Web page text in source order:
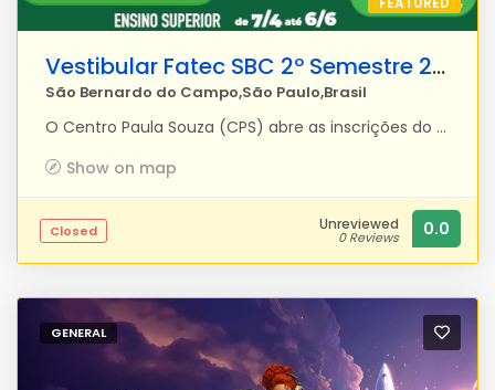
Vestibular Fatec SBC 2º Semestre 2025
São Bernardo do Campo,São Paulo,Brasil
O Centro Paula Souza (CPS) abre as inscrições do Vestibular das Faculdades de Tecnologia do Estado de São Paulo (Fatecs) para o segundo semestre de 2025, pelo site vestibular.fatec.sp.gov.br. O valor da taxa de inscrição é de R$ 50. A prova será aplicada no dia 29 de junho. O processo seletivo oferece 12.550 vagas para cursos superiores de tecnologia presenciais e a distância, gratuitos, distribuídas pelas 82 unidades do Estado de São Paulo. Fatec Adib Moisés Dib (Fatec SBC) cursos: Automação Industrial A automação é uma tecnologia que utiliza sistemas mecânicos, eletrônicos e computadorizados para a operação e controle da produção industrial. Por isso, física, eletricidade e cálculo são disciplinas fundamentais para o curso, assim como eletrônica analógica e digital. O aluno vai aprender a programar máquinas e microcontroladores, que são microprocessadores especializados para automação e controle de processos industriais. Estuda também o funcionamento de máquinas elétricas e das instalações elétricas industriais, além da aplicação dos conhecimentos de robótica e robôs para automatizar e otimizar a produção. A automação permite aumentar a eficiência e a produtividade, melhorando a competitividade. Os cursos Automação Industrial e Mecatrônica Industrial têm semelhanças. No entanto, enquanto Mecatrônica Industrial dá mais ênfase à mecânica, Automação Industrial tem foco na eletrônica. Informática para Negócios O curso une administração e informática. Entre as disciplinas relacionadas à administração de negócios estão: contabilidade, economia, estatística, matemática financeira, logística, gestão financeira e gestão de equipes. Na área de informática, o aluno vai aprender sobre linguagem de programação, segurança da informação, redes de computadores, banco de dados, engenharia de software etc. Para acompanhar o curso, o estudante precisará de conhecimentos de matemática (cálculo e algoritmos) e conhecimentos gerais. Manufatura Avançada O aluno aprenderá a transformar ambientes de manufatura convencional em ambientes mais tecnológicos. Estruturado por blocos temáticos direcionados a projetos, o conteúdo do curso é dividido em processos de manufatura, eletrônica e automação e áreas multidisciplinares. O aluno terá uma base de artes para desenho técnico, matemática para cálculos de projetos e gestão de carreira. O inglês para linguagem técnica também é uma disciplina recorrente no curso. Gestão Empresarial Contabilidade, economia e administração são as bases de Gestão Empresarial. Direito tributário, logística, empreendedorismo, gestão ambiental, comportamento organizacional (postura do profissional no ambiente de trabalho) e utilização de ferramentas de marketing para motivar e orientar os funcionários também fazem parte da formação. O aluno também aprende a elaborar o planejamento estratégico, que define os objetivos de uma empresa e traça as estratégias para alcançá-los usando os recursos disponíveis de maneira eficiente. A graduação tecnológica em Gestão Empresarial também é oferecida na modalidade a distância. O aluno estuda pela internet e realiza os exames em uma das unidades em que o curso é realizado presencialmente.
Show on map
Closed Unreviewed
0 Reviews 0.0
GENERAL